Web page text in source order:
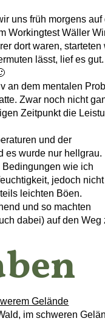
uns früh morgens auf
Workingtest Wäller
dort waren,
lässt, lief es
an dem mentalen
Zwar noch nicht
Zeitpunkt die
und der
es wurde nur hellgrau.
wie ich
jedoch nicht
leichten Böen.
und so machten
dabei) auf den Weg
Gelände
im schweren